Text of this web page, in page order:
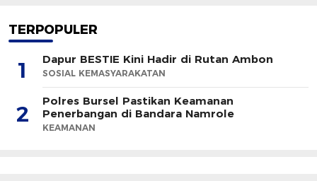
TERPOPULER
1 Dapur BESTIE Kini Hadir di Rutan Ambon
SOSIAL KEMASYARAKATAN
2
Polres Bursel Pastikan Keamanan
Penerbangan di Bandara Namrole
KEAMANAN